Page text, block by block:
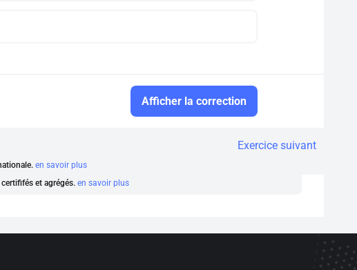
Afficher la correction
Exercice suivant
en savoir plus
et agrégés. en savoir plus